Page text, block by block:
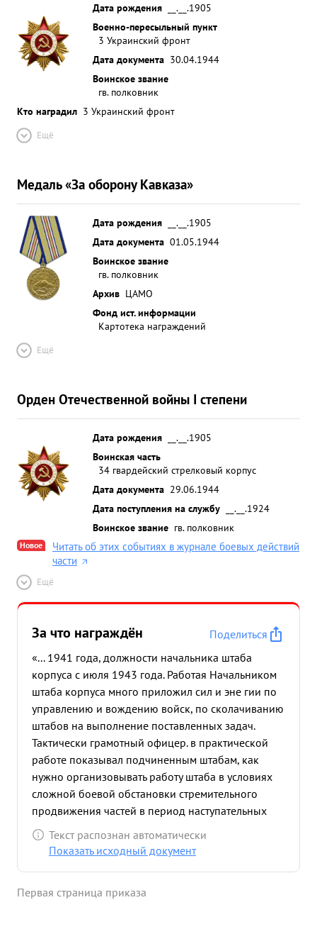
организацию взаимодействия родов воиск. к
подчиненным проявляет жесткую
требовательность и воспитывает их в духе точного
и беспрекословного выполнения приказов. За
умелую разваботку наступательных операции с ...»
Дата рождения
__.__.1905
Военно-пересыльный пункт
3 Украинский фронт
Дата документа 30.04.1944
Воинское звание
гв. полковник
Кто наградил 3 Украинский фронт
Ещё
Медаль «За оборону Кавказа»
Дата рождения
__.__.1905
Дата документа 01.05.1944
Воинское звание
гв. полковник
Архив ЦАМО
Фонд ист. информации
Картотека награждений
Ещё
Орден Отечественной войны I степени
Дата рождения
__.__.1905
Воинская часть
34 гвардейский стрелковый корпус
Дата документа 29.06.1944
Дата поступления на службу
__.__.1924
Воинское звание гв. полковник
Новое
Читать об этих событиях в журнале боевых действий
части
Ещё
За что награждён
Поделиться
«... 1941 года, должности начальника штаба
корпуса с июля 1943 года. Работая Начальником
штаба корпуса много приложил сил и эне гии по
управлению и вождению войск, по сколачиванию
штабов на выполнение поставленных задач.
Тактически грамотный офицер. в практической
работе показывал подчиненным штабам, как
нужно организовывать работу штаба в условиях
сложной боевой обстановки стремительного
продвижения частей в период наступательных
боев. в боях 14-16 мая 1944 года тов. ДОСИК-
САВИЦКИЙ хорошо органи зовал управление
части 203 и 295 Стрелковых дивизий начали
Текст распознан автоматически
Показать исходный документ
Первая страница приказа